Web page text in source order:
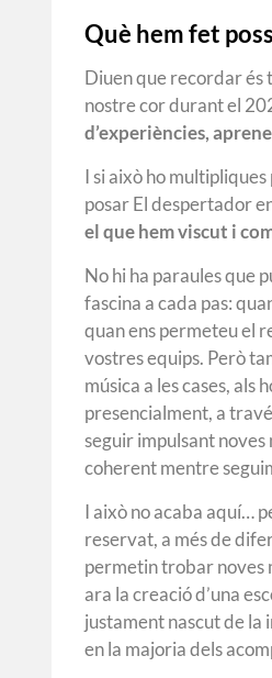
Què hem fet
Diuen que recordar és
nostre cor durant el
d’experiències,
I si això ho
posar El despertador
el que hem viscut i
No hi ha paraules que
fascina a cada pas:
quan ens permeteu el
vostres equips. Però
música a les cases, als
presencialment, a
seguir impulsant
coherent mentre
I això no acaba aquí…
reservat, a més de
permetin trobar noves
ara la creació d’una
justament nascut de la
en la majoria dels